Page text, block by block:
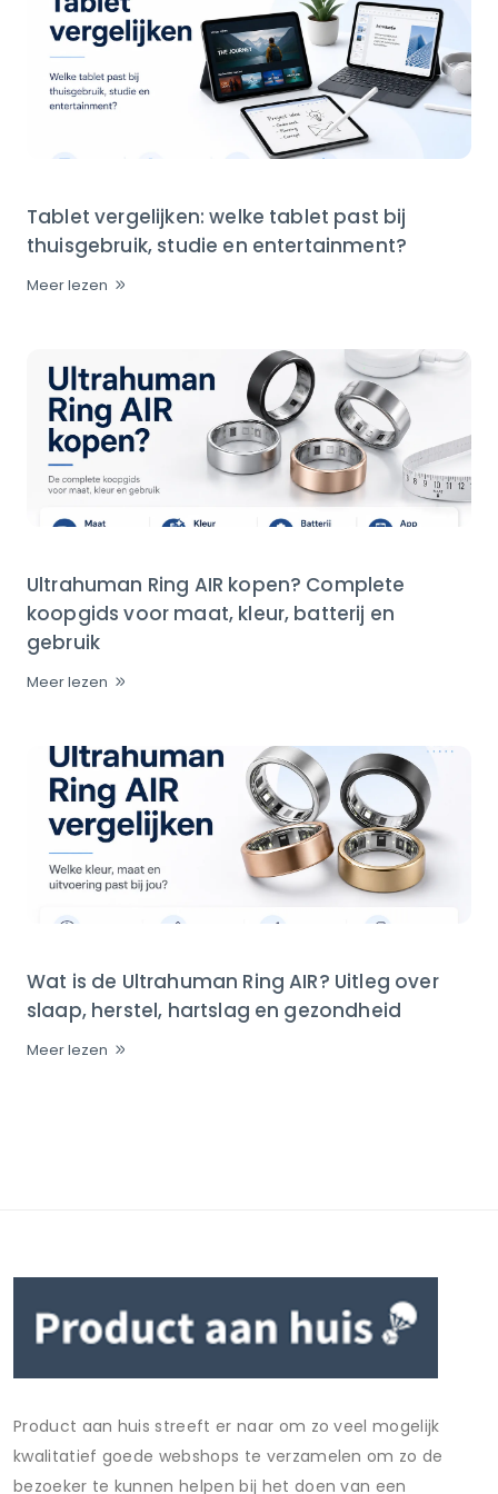
Tablet vergelijken: welke tablet past bij
thuisgebruik, studie en entertainment?
Meer lezen
Ultrahuman Ring AIR kopen? Complete
koopgids voor maat, kleur, batterij en
gebruik
Meer lezen
Wat is de Ultrahuman Ring AIR? Uitleg over
slaap, herstel, hartslag en gezondheid
Meer lezen
Product aan huis streeft er naar om zo veel mogelijk
kwalitatief goede webshops te verzamelen om zo de
bezoeker te kunnen helpen bij het doen van een